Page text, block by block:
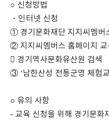
○ 신청방법
・인터넷 신청
① 경기문화재단 지지씨멤버
② 지지씨멤버스 홈페이지 교
 경기역사문화유산원 검색
③ ‘남한산성 전통군영 체험
○ 유의 사항
- 교육 신청을 위해 경기문화